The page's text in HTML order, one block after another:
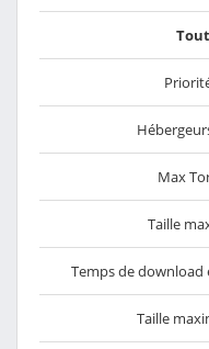
Max
Taille
Temps de
Taille